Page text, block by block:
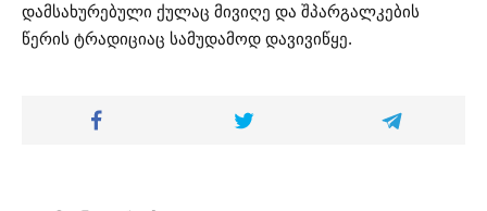
დამსახურებული ქულაც მივიღე და შპარგალკების
წერის ტრადიციაც სამუდამოდ დავივიწყე.